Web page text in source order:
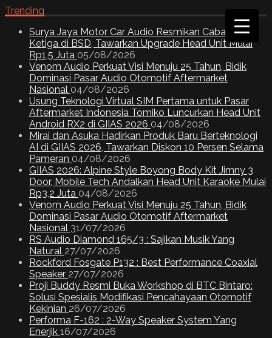
Trending
Surya Jaya Motor Car Audio Resmikan Cabang
Ketiga di BSD, Tawarkan Upgrade Head Unit Mulai
Rp1,5 Juta 05/08/2026
Venom Audio Perkuat Visi Menuju 25 Tahun, Bidik
Dominasi Pasar Audio Otomotif Aftermarket
Nasional 04/08/2026
Usung Teknologi Virtual SIM Pertama untuk Pasar
Aftermarket Indonesia Tomiko Luncurkan Head Unit
Android RX2 di GIIAS 2026 04/08/2026
Mirai dan Asuka Hadirkan Produk Baru Berteknologi
AI di GIIAS 2026, Tawarkan Diskon 10 Persen Selama
Pameran 04/08/2026
GIIAS 2026: Alpine Style Boyong Body Kit Jimny 3
Door, Mobile Tech Andalkan Head Unit Karaoke Mulai
Rp3,2 Juta 04/08/2026
Venom Audio Perkuat Visi Menuju 25 Tahun, Bidik
Dominasi Pasar Audio Otomotif Aftermarket
Nasional 31/07/2026
RS Audio Diamond 165/3 : Sajikan Musik Yang
Natural 27/07/2026
Rockford Fosgate P132 : Best Performance Coaxial
Speaker 27/07/2026
Proji Buddy Resmi Buka Workshop di BTC Bintaro:
Solusi Spesialis Modifikasi Pencahayaan Otomotif
Kekinian 26/07/2026
Performa F-162 : 2-Way Speaker System Yang
Enerjik 16/07/2026